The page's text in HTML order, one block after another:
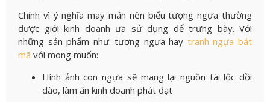
Chính vì ý nghĩa may mắn nên biểu tượng ngựa thường
được giới kinh doanh ưa sử dụng để trưng bày. Với
những sản phẩm như: tượng ngựa hay tranh ngựa bát
mã với mong muốn:
Hình ảnh con ngựa sẽ mang lại nguồn tài lộc dồi
dào, làm ăn kinh doanh phát đạt